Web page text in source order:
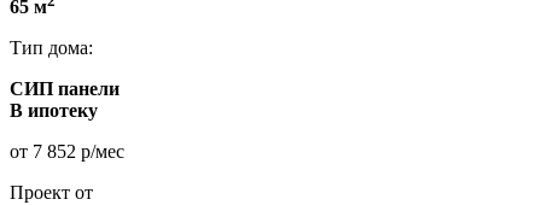
65 м
Тип дома:
СИП панели
В ипотеку
от 7 852 р/мес
Проект от